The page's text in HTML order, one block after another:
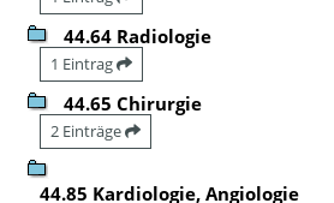
44.64 Radiologie
1 Eintrag
44.65 Chirurgie
2 Einträge
44.85 Kardiologie, Angiologie